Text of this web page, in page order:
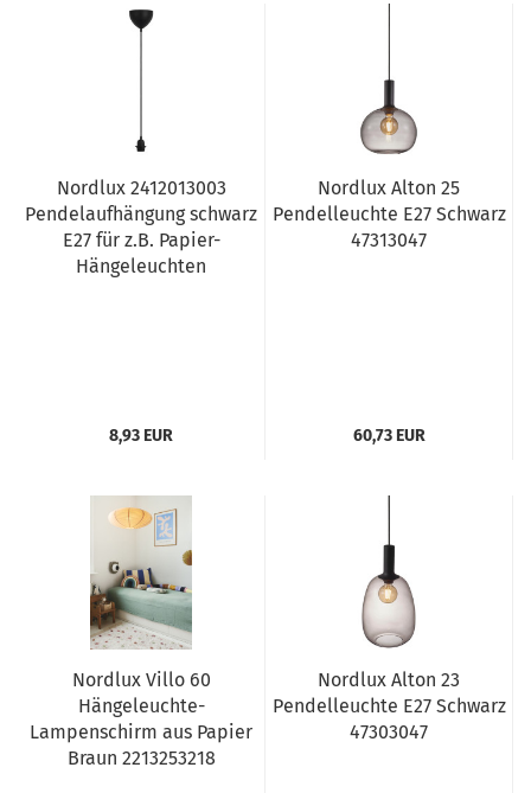
Nordlux 2412013003
Pendelaufhängung schwarz
E27 für z.B. Papier-
Hängeleuchten
8,93 EUR
Nordlux Alton 25
Pendelleuchte E27 Schwarz
47313047
60,73 EUR
Nordlux Villo 60
Hängeleuchte-
Lampenschirm aus Papier
Braun 2213253218
Nordlux Alton 23
Pendelleuchte E27 Schwarz
47303047